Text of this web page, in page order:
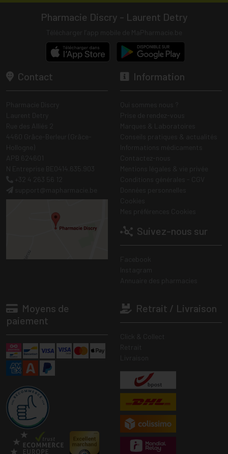
Pharmacie Discry - Laurent Detry
Contact Information
Suivez-nous sur
Moyens de
paiement
Retrait / Livraison